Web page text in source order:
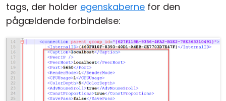
tags, der holder egenskaberne for den
pågældende forbindelse: